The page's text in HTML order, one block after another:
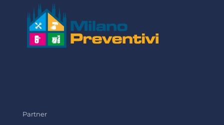
Partner